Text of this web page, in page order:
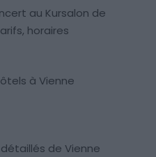
au Kursalon de
horaires
à Vienne
de Vienne